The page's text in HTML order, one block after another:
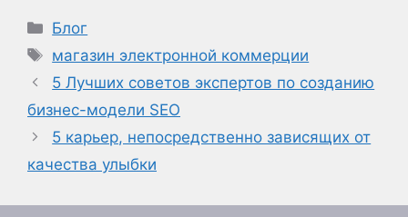
Рубрики
Блог
Метки
магазин электронной коммерции
5 Лучших советов экспертов по созданию
бизнес-модели SEO
5 карьер, непосредственно зависящих от
качества улыбки